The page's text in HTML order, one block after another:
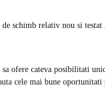
schimb relativ nou si
ofere cateva posibilitati
cele mai bune oportunitati